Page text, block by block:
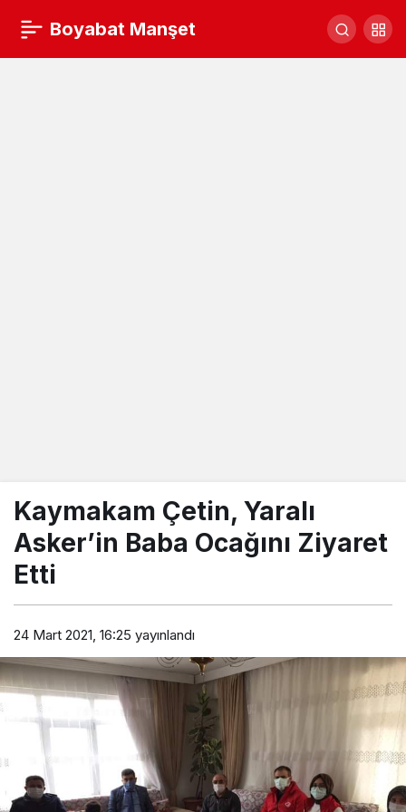
Boyabat Manşet
Kaymakam Çetin, Yaralı
Asker’in Baba Ocağını Ziyaret
Etti
24 Mart 2021, 16:25 yayınlandı
BOYABAT’TA ADRESTE NÜFUS İŞLEMİ